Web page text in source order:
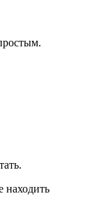
находить